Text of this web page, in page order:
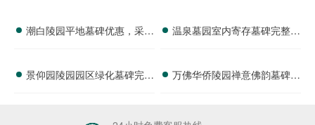
潮白陵园平地墓碑优惠，采光
变，安息之选
温泉墓园室内寄存墓碑完整报
详解
景仰园陵园园区绿化墓碑完整
用详解
万佛华侨陵园禅意佛韵墓碑完